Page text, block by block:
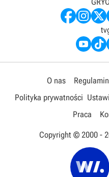
O nas Regulamin
Polityka prywatności
Praca
Copyright © 2000 -